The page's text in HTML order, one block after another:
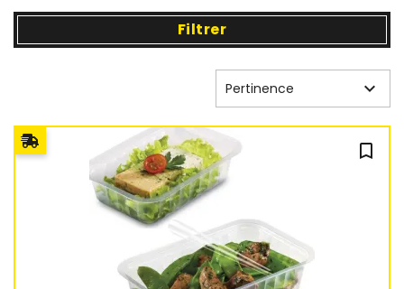
Filtrer
Pertinence 
bookmark_outline